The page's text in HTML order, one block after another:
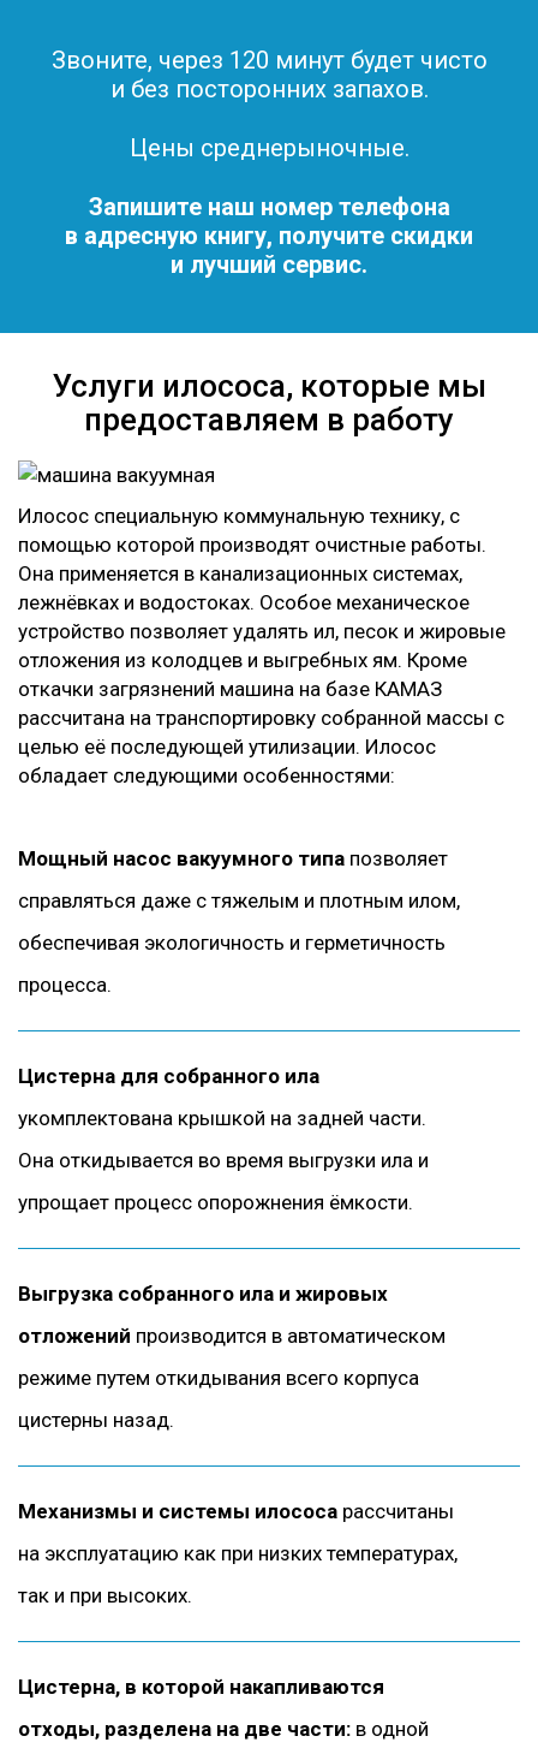
Звоните, через 120 минут будет чисто
и без посторонних запахов.
Цены среднерыночные.
Запишите наш номер телефона
в адресную книгу, получите скидки
и лучший сервис.
Услуги илососа, которые мы
предоставляем в работу
Илосос специальную коммунальную технику, с
помощью которой производят очистные работы.
Она применяется в канализационных системах,
лежнёвках и водостоках. Особое механическое
устройство позволяет удалять ил, песок и жировые
отложения из колодцев и выгребных ям. Кроме
откачки загрязнений машина на базе КАМАЗ
рассчитана на транспортировку собранной массы с
целью её последующей утилизации. Илосос
обладает следующими особенностями:
Мощный насос вакуумного типа позволяет
справляться даже с тяжелым и плотным илом,
обеспечивая экологичность и герметичность
процесса.
Цистерна для собранного ила
укомплектована крышкой на задней части.
Она откидывается во время выгрузки ила и
упрощает процесс опорожнения ёмкости.
Выгрузка собранного ила и жировых
отложений производится в автоматическом
режиме путем откидывания всего корпуса
цистерны назад.
Механизмы и системы илососа рассчитаны
на эксплуатацию как при низких температурах,
так и при высоких.
Цистерна, в которой накапливаются
отходы, разделена на две части: в одной